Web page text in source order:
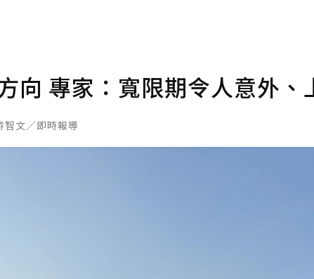
向 專家：寬限期令人意外、
智文／即時報導